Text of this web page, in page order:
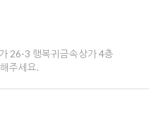
26-3 행복귀금속상가 4층
주세요.